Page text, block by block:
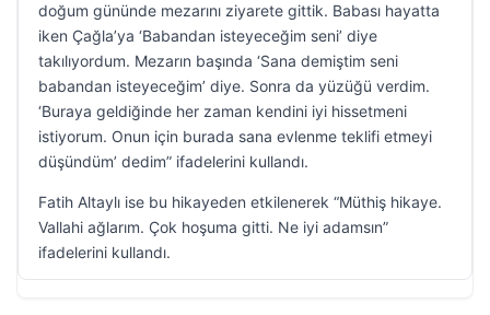
doğum gününde mezarını ziyarete gittik. Babası hayatta
iken Çağla’ya ‘Babandan isteyeceğim seni’ diye
takılıyordum. Mezarın başında ‘Sana demiştim seni
babandan isteyeceğim’ diye. Sonra da yüzüğü verdim.
‘Buraya geldiğinde her zaman kendini iyi hissetmeni
istiyorum. Onun için burada sana evlenme teklifi etmeyi
düşündüm’ dedim” ifadelerini kullandı.
Fatih Altaylı ise bu hikayeden etkilenerek “Müthiş hikaye.
Vallahi ağlarım. Çok hoşuma gitti. Ne iyi adamsın”
ifadelerini kullandı.